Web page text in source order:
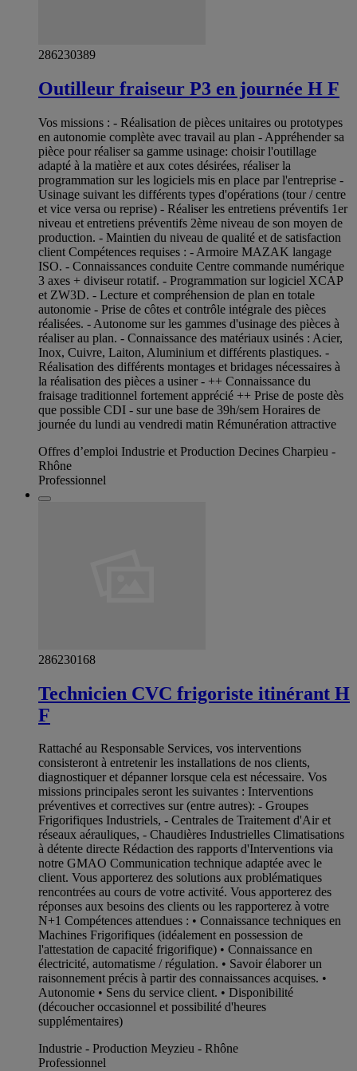
286230389
Outilleur fraiseur P3 en journée H F
Vos missions : - Réalisation de pièces unitaires ou prototypes
en autonomie complète avec travail au plan - Appréhender sa
pièce pour réaliser sa gamme usinage: choisir l'outillage
adapté à la matière et aux cotes désirées, réaliser la
programmation sur les logiciels mis en place par l'entreprise -
Usinage suivant les différents types d'opérations (tour / centre
et vice versa ou reprise) - Réaliser les entretiens préventifs 1er
niveau et entretiens préventifs 2ème niveau de son moyen de
production. - Maintien du niveau de qualité et de satisfaction
client Compétences requises : - Armoire MAZAK langage
ISO. - Connaissances conduite Centre commande numérique
3 axes + diviseur rotatif. - Programmation sur logiciel XCAP
et ZW3D. - Lecture et compréhension de plan en totale
autonomie - Prise de côtes et contrôle intégrale des pièces
réalisées. - Autonome sur les gammes d'usinage des pièces à
réaliser au plan. - Connaissance des matériaux usinés : Acier,
Inox, Cuivre, Laiton, Aluminium et différents plastiques. -
Réalisation des différents montages et bridages nécessaires à
la réalisation des pièces a usiner - ++ Connaissance du
fraisage traditionnel fortement apprécié ++ Prise de poste dès
que possible CDI - sur une base de 39h/sem Horaires de
journée du lundi au vendredi matin Rémunération attractive
Offres d’emploi Industrie et Production Decines Charpieu -
Rhône
Professionnel
286230168
Technicien CVC frigoriste itinérant H
F
Rattaché au Responsable Services, vos interventions
consisteront à entretenir les installations de nos clients,
diagnostiquer et dépanner lorsque cela est nécessaire. Vos
missions principales seront les suivantes : Interventions
préventives et correctives sur (entre autres): - Groupes
Frigorifiques Industriels, - Centrales de Traitement d'Air et
réseaux aérauliques, - Chaudières Industrielles Climatisations
à détente directe Rédaction des rapports d'Interventions via
notre GMAO Communication technique adaptée avec le
client. Vous apporterez des solutions aux problématiques
rencontrées au cours de votre activité. Vous apporterez des
réponses aux besoins des clients ou les rapporterez à votre
N+1 Compétences attendues : • Connaissance techniques en
Machines Frigorifiques (idéalement en possession de
l'attestation de capacité frigorifique) • Connaissance en
électricité, automatisme / régulation. • Savoir élaborer un
raisonnement précis à partir des connaissances acquises. •
Autonomie • Sens du service client. • Disponibilité
(découcher occasionnel et possibilité d'heures
supplémentaires)
Industrie - Production Meyzieu - Rhône
Professionnel